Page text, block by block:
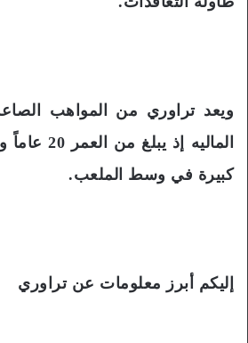
ويعد تراوري من المواهب
الماليه إذ
كبيرة في وسط الملعب.
إليكم أبرز معلومات عن تراوري